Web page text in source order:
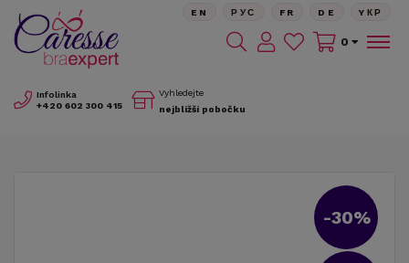
Infolinka
+420 602 300 415
Vyhledejte
nejbližší pobočku
EN РУС FR DE YКР
0
-30%